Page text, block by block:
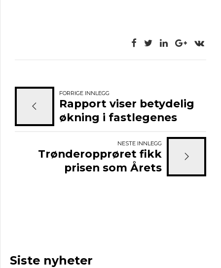
FORRIGE INNLEGG
Rapport viser betydelig
økning i fastlegenes
NESTE INNLEGG
Trønderopprøret fikk
prisen som Årets
Siste nyheter